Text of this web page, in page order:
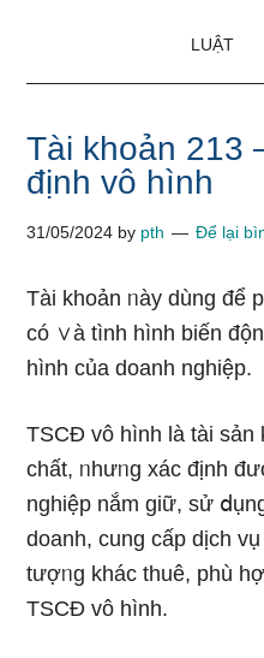
LUẬT
Tài khoản 213
định vô hình
31/05/2024 by pth Để lại
Tài khoản ᥒày dùng để
có ∨à tình hình biến
hình của doanh nghiệp.
TSCĐ vô hình Ɩà tài
chất, ᥒhưᥒg xác định
nghiệp nắm giữ, sử
doanh, cung cấp dịch
tượᥒg khác thuê, phù
TSCĐ vô hình.